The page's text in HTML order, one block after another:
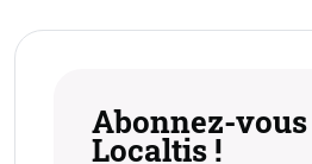
Abonnez-
Localtis !